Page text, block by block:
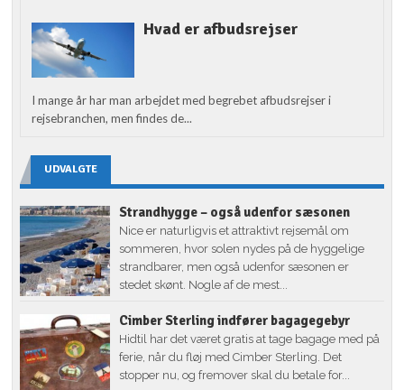
Hvad er afbudsrejser
I mange år har man arbejdet med begrebet afbudsrejser i
rejsebranchen, men findes de...
UDVALGTE
Strandhygge – også udenfor sæsonen
Nice er naturligvis et attraktivt rejsemål om
sommeren, hvor solen nydes på de hyggelige
strandbarer, men også udenfor sæsonen er
stedet skønt. Nogle af de mest...
Cimber Sterling indfører bagagegebyr
Hidtil har det været gratis at tage bagage med på
ferie, når du fløj med Cimber Sterling. Det
stopper nu, og fremover skal du betale for...